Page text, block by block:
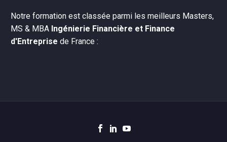
Notre formation est classée parmi les meilleurs Masters,
MS & MBA Ingénierie Financière et Finance
d'Entreprise de France :